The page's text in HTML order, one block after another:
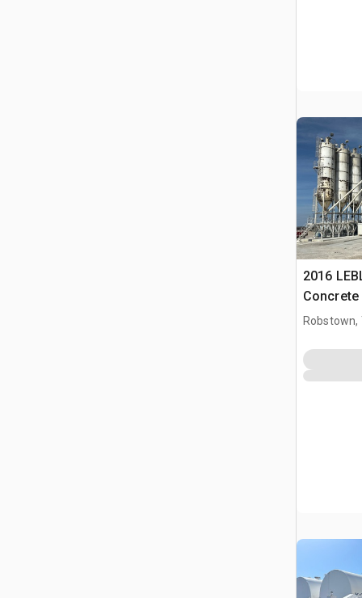
2016
Concrete
Robstown,